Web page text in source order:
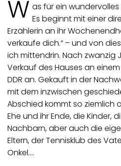
W as für ein wundervolles
Es beginnt mit einer
Erzählerin an ihr
verkaufe dich.“ – und von
ich mittendrin. Nach zwanzig
Verkauf des Hauses an
DDR an. Gekauft in der
mit dem inzwischen
Abschied kommt so ziemlich
Ehe und ihr Ende, die Kinder,
Nachbarn, aber auch die
Eltern, der Tennisklub des
Onkel.…